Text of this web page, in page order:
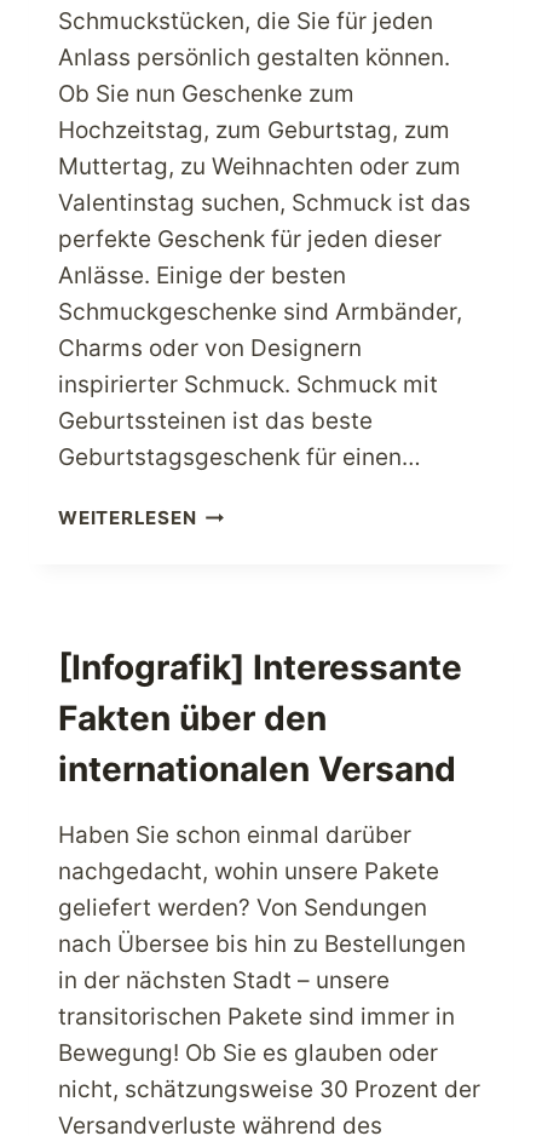
Schmuckstücken, die Sie für jeden
Anlass persönlich gestalten können.
Ob Sie nun Geschenke zum
Hochzeitstag, zum Geburtstag, zum
Muttertag, zu Weihnachten oder zum
Valentinstag suchen, Schmuck ist das
perfekte Geschenk für jeden dieser
Anlässe. Einige der besten
Schmuckgeschenke sind Armbänder,
Charms oder von Designern
inspirierter Schmuck. Schmuck mit
Geburtssteinen ist das beste
Geburtstagsgeschenk für einen…
WEITERLESENTOP-
JEDEN
ANLASS
VERWENDEN
[Infografik] Interessante
Fakten über den
internationalen Versand
Haben Sie schon einmal darüber
nachgedacht, wohin unsere Pakete
geliefert werden? Von Sendungen
nach Übersee bis hin zu Bestellungen
in der nächsten Stadt – unsere
transitorischen Pakete sind immer in
Bewegung! Ob Sie es glauben oder
nicht, schätzungsweise 30 Prozent der
Versandverluste während des